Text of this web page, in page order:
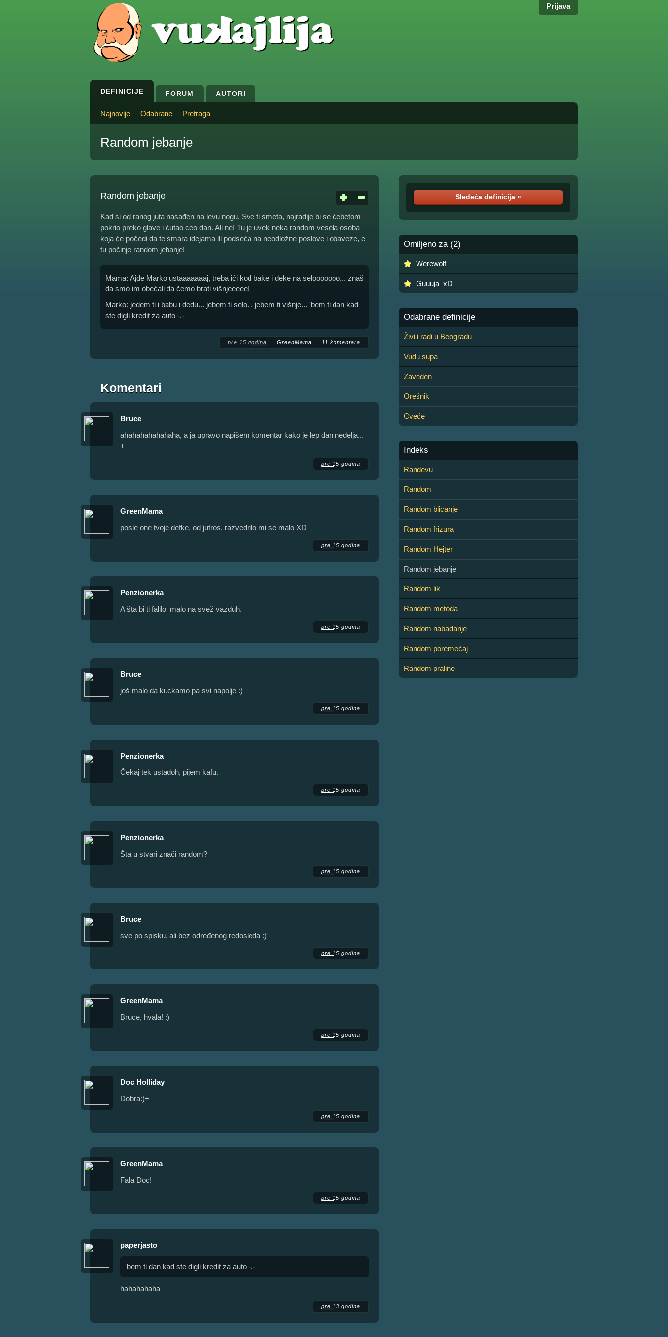
Prijava
DEFINICIJE FORUM AUTORI
Najnovije Odabrane Pretraga
Random jebanje
Random jebanje
Kad si od ranog juta nasađen na levu nogu. Sve ti smeta, najradije bi se ćebetom
pokrio preko glave i ćutao ceo dan. Ali ne! Tu je uvek neka random vesela osoba
koja će počedi da te smara idejama ili podseća na neodložne poslove i obaveze, e
tu počinje random jebanje!
Mama: Ajde Marko ustaaaaaaaj, treba ići kod bake i deke na selooooooo... znaš
da smo im obećali da čemo brati višnjeeeee!
Marko: jedem ti i babu i dedu... jebem ti selo... jebem ti višnje... 'bem ti dan kad
ste digli kredit za auto -.-
pre 15 godina GreenMama 11 komentara
Komentari
Bruce
ahahahahahahaha, a ja upravo napišem komentar kako je lep dan nedelja...
+
pre 15 godina
GreenMama
posle one tvoje defke, od jutros, razvedrilo mi se malo XD
pre 15 godina
Penzionerka
A šta bi ti falilo, malo na svež vazduh.
pre 15 godina
Bruce
još malo da kuckamo pa svi napolje :)
pre 15 godina
Penzionerka
Čekaj tek ustadoh, pijem kafu.
pre 15 godina
Penzionerka
Šta u stvari znači random?
pre 15 godina
Bruce
sve po spisku, ali bez određenog redosleda :)
pre 15 godina
GreenMama
Bruce, hvala! :)
pre 15 godina
Doc Holliday
Dobra:)+
pre 15 godina
GreenMama
Fala Doc!
pre 15 godina
paperjasto
'bem ti dan kad ste digli kredit za auto -.-
hahahahaha
pre 13 godina
Sledeća definicija »
Omiljeno za (2)
Werewolf
Guuuja_xD
Odabrane definicije
Živi i radi u Beogradu
Vudu supa
Zaveden
Orešnik
Cveće
Indeks
Randevu
Random
Random blicanje
Random frizura
Random Hejter
Random jebanje
Random lik
Random metoda
Random nabadanje
Random poremećaj
Random praline